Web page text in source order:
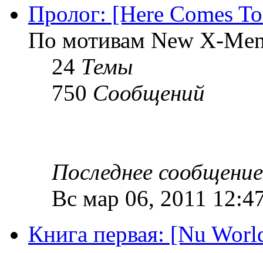
Пролог: [Here Comes
По мотивам New X-
24 Темы
750 Сообщений
Последнее сообщение
Вс мар 06, 2011
Книга первая: [Nu